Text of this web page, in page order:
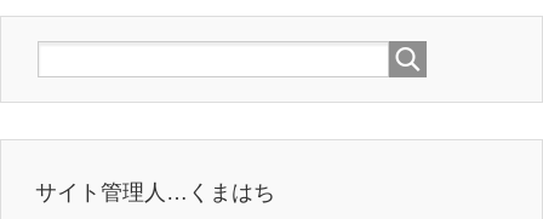
サイト管理人…くまはち